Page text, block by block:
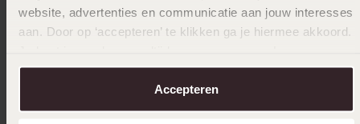
website, advertenties en communicatie aan jouw interesses
aan. Door op ‘accepteren’ te klikken ga je hiermee akkoord.
over in onscookiebeleid.
Accepteren
Stainless steel dames ring met zirkonia
Zilveren